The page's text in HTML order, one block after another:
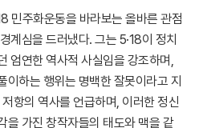
민주화운동을 바라보는 올바른 관점
계심을 드러냈다. 그는 5·18이 정치
엄연한 역사적 사실임을 강조하며,
이하는 행위는 명백한 잘못이라고 지
항의 역사를 언급하며, 이러한 정신
을 가진 창작자들의 태도와 맥을 같